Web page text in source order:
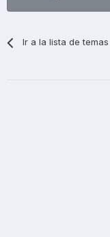
Ir a la lista de temas